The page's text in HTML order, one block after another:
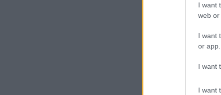
I want
web or
I want
or app.
I want
I want